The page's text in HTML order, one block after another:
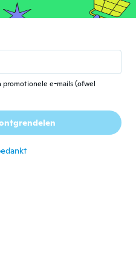
Lieferung gerne
e-mails (ofwel